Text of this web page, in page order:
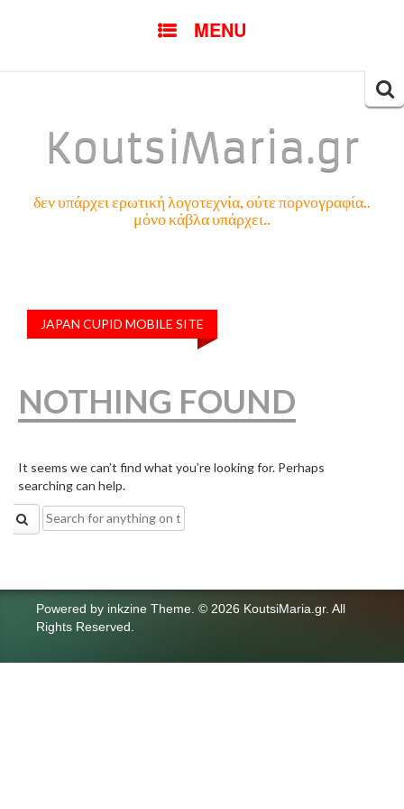
MENU
KoutsiMaria.gr
δεν υπάρχει ερωτική λογοτεχνία, ούτε πορνογραφία..
μόνο κάβλα υπάρχει..
JAPAN CUPID MOBILE SITE
NOTHING FOUND
It seems we can’t find what you’re looking for. Perhaps
searching can help.
Search
for:
Powered by inkzine Theme © 2026 KoutsiMaria.gr. All
Rights Reserved.